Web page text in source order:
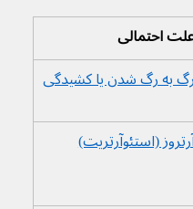
احتمالی
به رگ شدن یا کشیدگی
(استئوآرتریت)